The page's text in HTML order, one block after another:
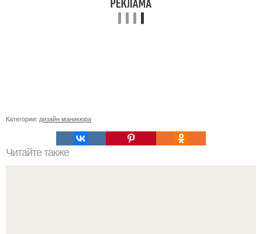
Категории: дизайн маникюра
Читайте также